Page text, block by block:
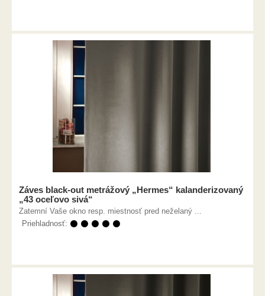
Záves black-out metrážový „Hermes“ kalanderizovaný
„43 oceľovo sivá“
Zatemní Vaše okno resp. miestnosť pred neželaný ...
Priehladnosť: ⚫ ⚫ ⚫ ⚫ ⚫